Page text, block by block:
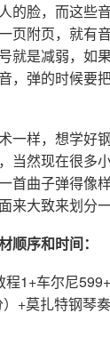
的脸，而这些
页附页，就有
就是减弱，如
，弹的时候要
一样，想学好
当然现在很多
首曲子弹得像
来大致来划分
顺序和时间：
1+车尔尼
+莫扎特钢琴